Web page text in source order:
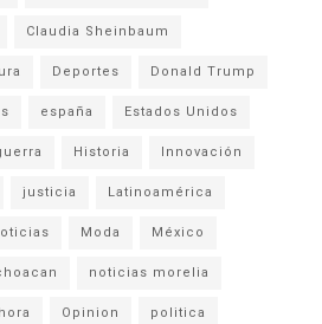
Claudia Sheinbaum
Deportes Donald Trump
españa Estados Unidos
Historia Innovación
justicia Latinoamérica
Moda México
noticias morelia
Opinion politica